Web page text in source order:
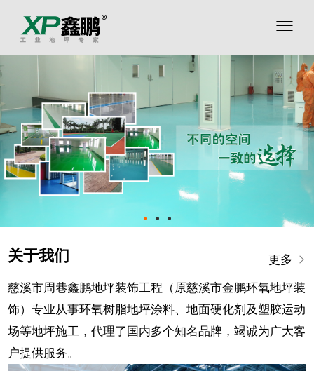
关于我们 更多
慈溪市周巷鑫鹏地坪装饰工程（原慈溪市金鹏环氧地坪装
饰）专业从事环氧树脂地坪涂料、地面硬化剂及塑胶运动
场等地坪施工，代理了国内多个知名品牌，竭诚为广大客
户提供服务。